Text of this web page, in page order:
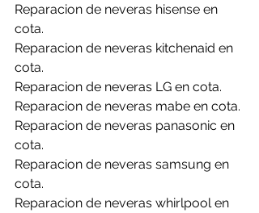
Reparacion de neveras hisense en
cota.
Reparacion de neveras kitchenaid en
cota.
Reparacion de neveras LG en cota.
Reparacion de neveras mabe en cota.
Reparacion de neveras panasonic en
cota.
Reparacion de neveras samsung en
cota.
Reparacion de neveras whirlpool en